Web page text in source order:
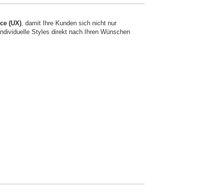
(UX), damit Ihre Kunden sich nicht nur
Styles direkt nach Ihren Wünschen